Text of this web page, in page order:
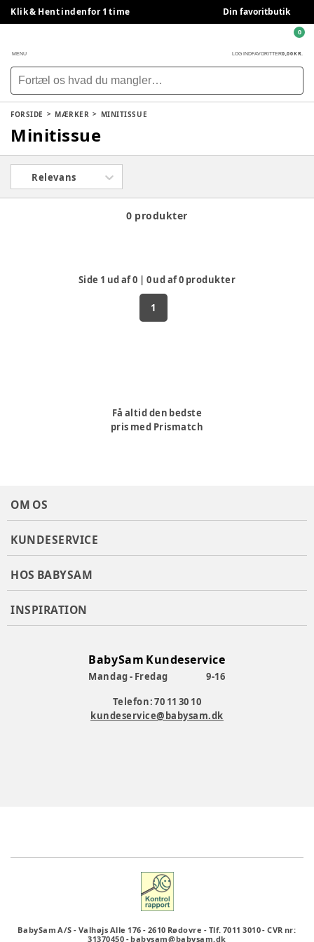
Klik & Hent indenfor 1 time Din favoritbutik
MENU LOG INDFAVORITTER0,00 KR.
0
FORSIDE MÆRKER MINITISSUE
Minitissue
Relevans
0 produkter
Side 1 ud af0 | 0ud af0 produkter
1
Få altid den bedste
pris med Prismatch
OM OS
KUNDESERVICE
HOS BABYSAM
INSPIRATION
BabySam Kundeservice
Mandag - Fredag
9-16
Telefon: 70 11 30 10
kundeservice@babysam.dk
BabySam A/S - Valhøjs Alle 176 - 2610 Rødovre - Tlf. 7011 3010-CVR nr:
31370450 -babysam@babysam.dk